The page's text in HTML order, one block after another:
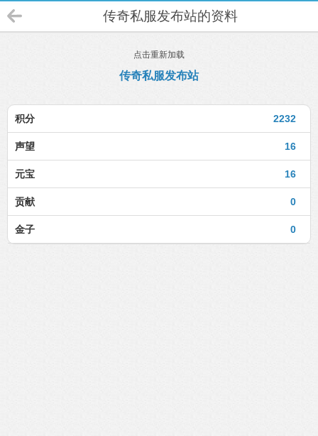
传奇私服发布站的资料
点击重新加载
传奇私服发布站
2232
积分
16
声望
16
元宝
0
贡献
0
金子